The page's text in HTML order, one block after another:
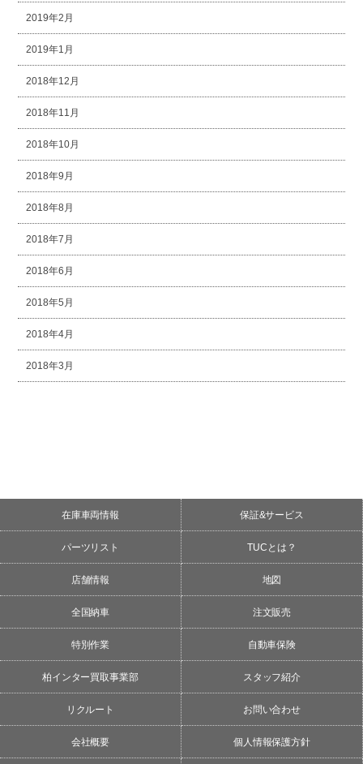
2019年2月
2019年1月
2018年12月
2018年11月
2018年10月
2018年9月
2018年8月
2018年7月
2018年6月
2018年5月
2018年4月
2018年3月
在庫車両情報 保証&サービス
パーツリスト TUCとは？
店舗情報 地図
全国納車 注文販売
特別作業 自動車保険
柏インター買取事業部 スタッフ紹介
リクルート お問い合わせ
会社概要 個人情報保護方針